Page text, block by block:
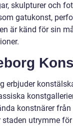
skulpturer och
gatukonst,
är känd för sin
erbjuder
konstnärer
staden utrymme